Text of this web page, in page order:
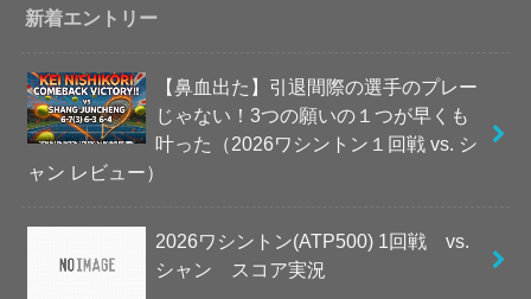
新着エントリー
【鼻血出た】引退間際の選手のプレー
じゃない！3つの願いの１つが早くも
叶った（2026ワシントン１回戦 vs. シ
ャン レビュー）
2026ワシントン(ATP500) 1回戦 vs.
シャン スコア実況